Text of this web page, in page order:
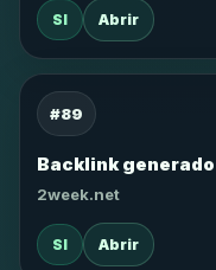
SI Abrir
#89
Backlink
2week.net
SI Abrir